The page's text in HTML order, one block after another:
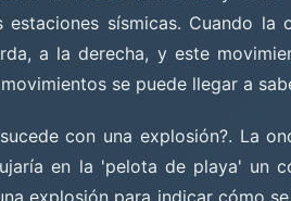
estaciones sísmicas. Cuando
a la derecha, y este
se puede llegar a
con una explosión?. La
en la 'pelota de playa' un
explosión para indicar cómo